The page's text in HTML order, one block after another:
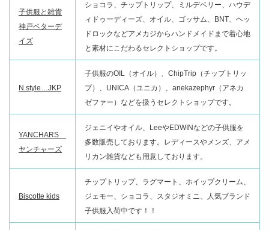
子供服と雑貨
神戸ベターデ
イズ
ショコラ、チップトリップ、ミルデベリー、ハウデ
ィドゥーディーズ、オイル、ゴッサム、BNT、ヘッ
ドロックなどアメカジからハンドメイドまで着心地
と素材にこだわるセレクトショップです。
N.style…JKP
子供服のOIL（オイル）、ChipTrip（チップトリッ
プ）、UNICA（ユニカ）、anekazephyr（アネカ
ゼファー）などを扱うセレクトショップです。
YANCHARS
ヤンチャーズ
ジェニイやオイル、LeeやEDWINなどの子供服を
多数販売しております。レディースやメンズ、アメ
リカン雑貨なども用意しております。
Biscotte kids
チップトリップ、ラグマート、ホイップクリーム、
ジェモー、ショコラ、スタジオミニ、人気ブランド
子供服入荷中です！！